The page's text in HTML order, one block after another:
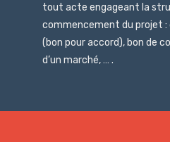
tout acte engageant la
commencement du projet :
(bon pour accord), bon de
d’un marché, … .